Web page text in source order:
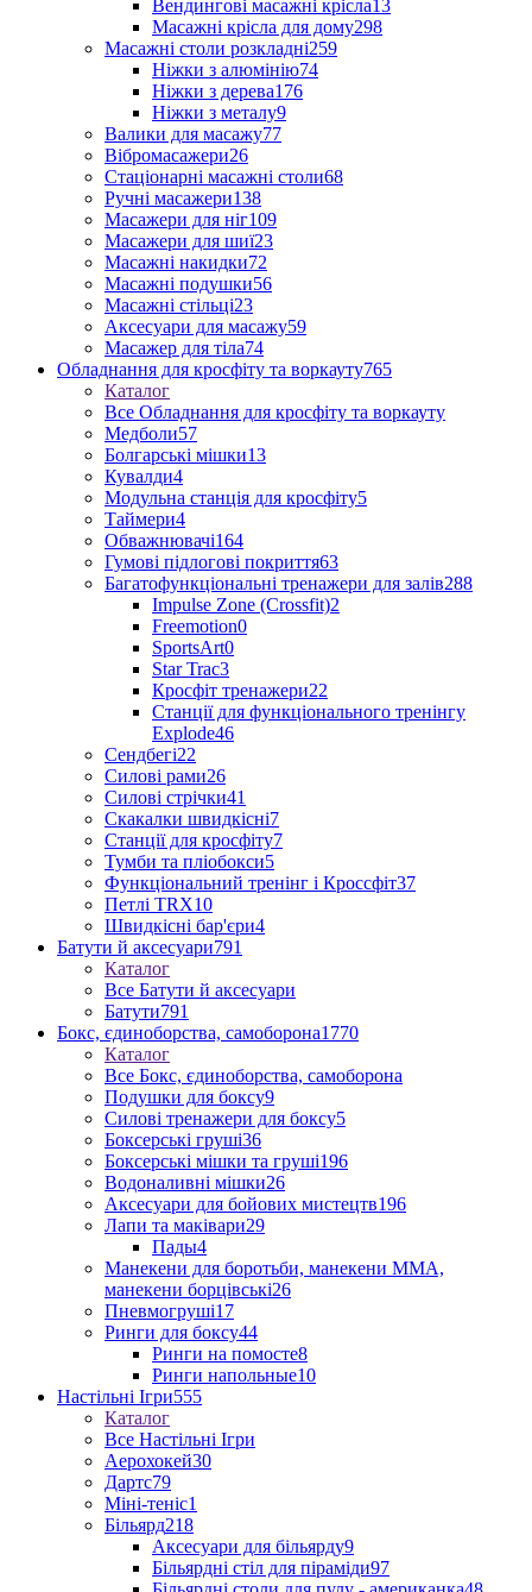
Вендингові масажні крісла13
Масажні крісла для дому298
Масажні столи розкладні259
Ніжки з алюмінію74
Ніжки з дерева176
Ніжки з металу9
Валики для масажу77
Вібромасажери26
Стаціонарні масажні столи68
Ручні масажери138
Масажери для ніг109
Масажери для шиї23
Масажні накидки72
Масажні подушки56
Масажні стільці23
Аксесуари для масажу59
Масажер для тіла74
Обладнання для кросфіту та воркауту765
Каталог
Все Обладнання для кросфіту та воркауту
Медболи57
Болгарські мішки13
Кувалди4
Модульна станція для кросфіту5
Таймери4
Обважнювачі164
Гумові підлогові покриття63
Багатофункціональні тренажери для залів288
Impulse Zone (Crossfit)2
Freemotion0
SportsArt0
Star Trac3
Кросфіт тренажери22
Станції для функціонального тренінгу
Explode46
Сендбегі22
Силові рами26
Силові стрічки41
Скакалки швидкісні7
Станції для кросфіту7
Тумби та пліобокси5
Функціональний тренінг і Кроссфіт37
Петлі TRX10
Швидкісні бар'єри4
Батути й аксесуари791
Каталог
Все Батути й аксесуари
Батути791
Бокс, єдиноборства, самоборона1770
Каталог
Все Бокс, єдиноборства, самоборона
Подушки для боксу9
Силові тренажери для боксу5
Боксерські груші36
Боксерські мішки та груші196
Водоналивні мішки26
Аксесуари для бойових мистецтв196
Лапи та маківари29
Пады4
Манекени для боротьби, манекени ММА,
манекени борцівські26
Пневмогруші17
Ринги для боксу44
Ринги на помосте8
Ринги напольные10
Настільні Ігри555
Каталог
Все Настільні Ігри
Аерохокей30
Дартс79
Міні-теніс1
Більярд218
Аксесуари для більярду9
Більярдні стіл для піраміди97